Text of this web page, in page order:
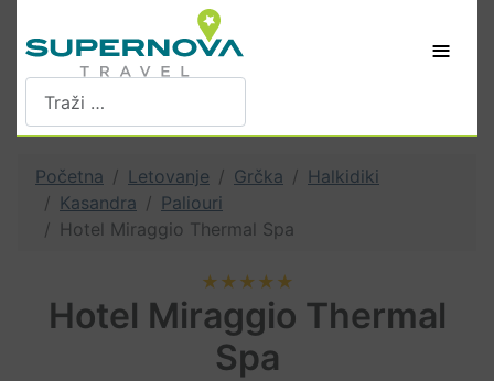
≡
Pretraži
Početna Letovanje Grčka
Halkidiki
Kasandra
Paliouri
Hotel Miraggio Thermal Spa
★★★★★
Hotel Miraggio Thermal
Spa